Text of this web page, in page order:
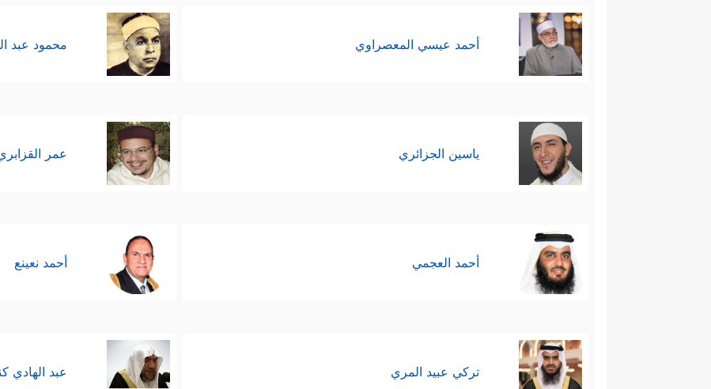
أحمد عيسي المعصراوي محمود عبد
ياسين الجزائري عمر
أحمد العجمي أحمد نعينع
تركي عبيد المري عبد الهادي